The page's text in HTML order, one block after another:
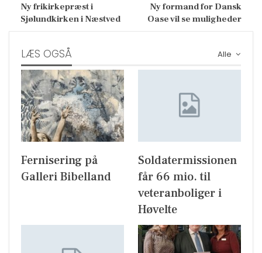
Ny frikirkepræst i
Sjølundkirken i Næstved
Ny formand for Dansk
Oase vil se muligheder
Alle
LÆS OGSÅ
Fernisering på
Galleri Bibelland
Soldatermissionen
får 66 mio. til
veteranboliger i
Høvelte